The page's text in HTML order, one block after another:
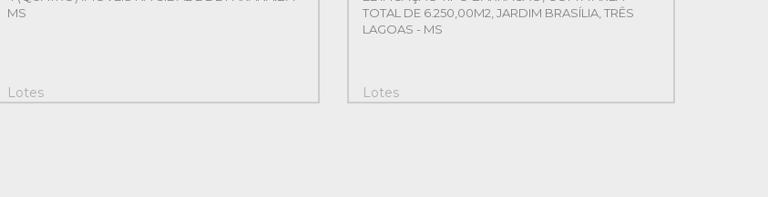
MS
Lotes
TOTAL DE 6.250,00M2, JARDIM BRASÍLIA, TRÊS
LAGOAS - MS
Lotes